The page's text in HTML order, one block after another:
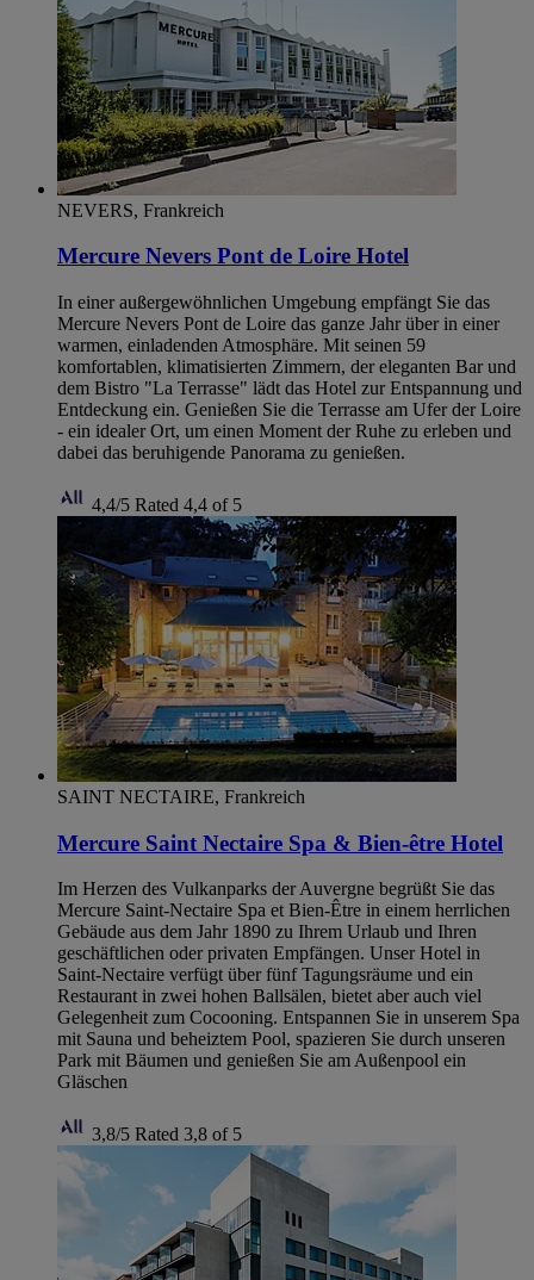
NEVERS, Frankreich
Mercure Nevers Pont de Loire Hotel
In einer außergewöhnlichen Umgebung empfängt Sie das
Mercure Nevers Pont de Loire das ganze Jahr über in einer
warmen, einladenden Atmosphäre. Mit seinen 59
komfortablen, klimatisierten Zimmern, der eleganten Bar und
dem Bistro "La Terrasse" lädt das Hotel zur Entspannung und
Entdeckung ein. Genießen Sie die Terrasse am Ufer der Loire
- ein idealer Ort, um einen Moment der Ruhe zu erleben und
dabei das beruhigende Panorama zu genießen.
4,4/5 Rated 4,4 of 5
SAINT NECTAIRE, Frankreich
Mercure Saint Nectaire Spa & Bien-être Hotel
Im Herzen des Vulkanparks der Auvergne begrüßt Sie das
Mercure Saint-Nectaire Spa et Bien-Être in einem herrlichen
Gebäude aus dem Jahr 1890 zu Ihrem Urlaub und Ihren
geschäftlichen oder privaten Empfängen. Unser Hotel in
Saint-Nectaire verfügt über fünf Tagungsräume und ein
Restaurant in zwei hohen Ballsälen, bietet aber auch viel
Gelegenheit zum Cocooning. Entspannen Sie in unserem Spa
mit Sauna und beheiztem Pool, spazieren Sie durch unseren
Park mit Bäumen und genießen Sie am Außenpool ein
Gläschen
3,8/5 Rated 3,8 of 5